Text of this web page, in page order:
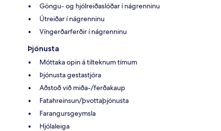
Göngu- og hjólreiðaslóðar í nágrenninu
Útreiðar í nágrenninu
Víngerðarferðir í nágrenninu
Þjónusta
Móttaka opin á tilteknum tímum
Þjónusta gestastjóra
Aðstoð við miða-/ferðakaup
Fatahreinsun/þvottaþjónusta
Farangursgeymsla
Hjólaleiga